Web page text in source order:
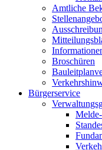
Amtliche
Broschüren
Bürgerservice